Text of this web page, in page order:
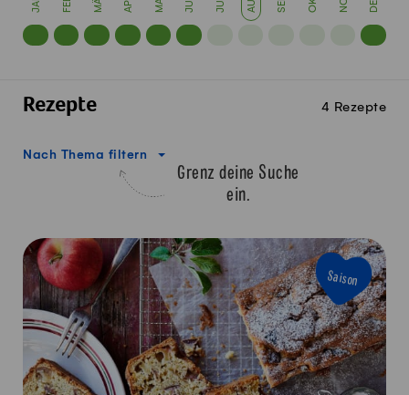
FEB MAI JUL SEP DEZ
Rezepte 4 Rezepte
Nach Thema filtern
Grenz deine Suche
ein.
Saison